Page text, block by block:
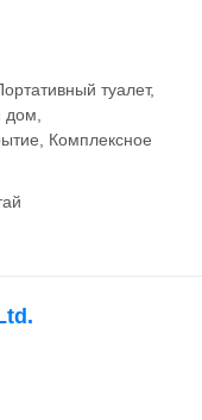
туалет,
Комплексное